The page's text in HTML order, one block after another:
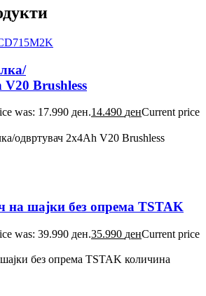
V20 Brushless
was: 17.990 ден.14.490 денCurrent price
одвртувач 2x4Ah V20 Brushless
на шајки без опрема TSTAK
was: 39.990 ден.35.990 денCurrent price
без опрема TSTAK количина